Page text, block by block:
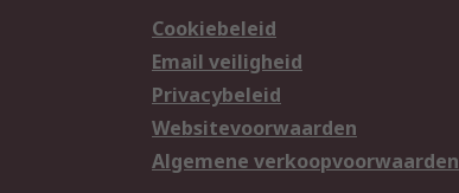
Cookiebeleid
Email veiligheid
Privacybeleid
Websitevoorwaarden
Algemene verkoopvoorwaarden